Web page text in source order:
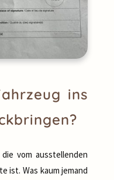
ins
vom ausstellenden
ist. Was kaum jemand